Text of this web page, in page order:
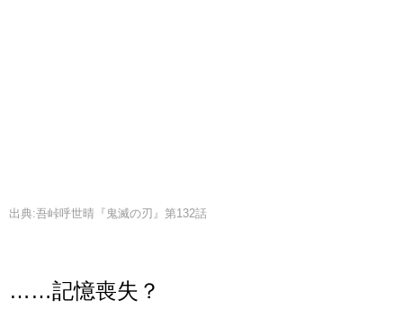
出典:吾峠呼世晴『鬼滅の刃』第132話
……記憶喪失？